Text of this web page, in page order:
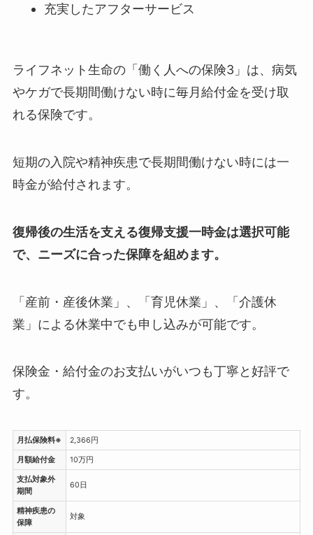
充実したアフターサービス
ライフネット生命の「働く人への保険3」は、病気
やケガで長期間働けない時に毎月給付金を受け取
れる保険です。
短期の入院や精神疾患で長期間働けない時には一
時金が給付されます。
復帰後の生活を支える復帰支援一時金は選択可能
で、ニーズに合った保障を組めます。
「産前・産後休業」、「育児休業」、「介護休
業」による休業中でも申し込みが可能です。
保険金・給付金のお支払いがいつも丁寧と好評で
す。
月払保険料※ 2,366円
月額給付金 10万円
支払対象外
期間
60日
精神疾患の
保障
対象